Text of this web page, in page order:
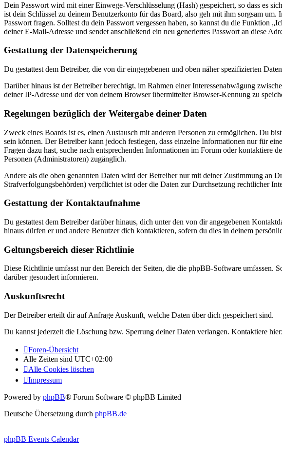
Dein Passwort wird mit einer Einwege-Verschlüsselung (Hash) gespeichert, so dass es
ist dein Schlüssel zu deinem Benutzerkonto für das Board, also geh mit ihm sorgsam
Passwort fragen. Solltest du dein Passwort vergessen haben, so kannst du die Funktion
deiner E-Mail-Adresse und sendet anschließend ein neu generiertes Passwort an diese
Gestattung der Datenspeicherung
Du gestattest dem Betreiber, die von dir eingegebenen und oben näher spezifizierten
Darüber hinaus ist der Betreiber berechtigt, im Rahmen einer Interessenabwägung
deiner IP-Adresse und der von deinem Browser übermittelter Browser-Kennung zu
Regelungen bezüglich der Weitergabe deiner Daten
Zweck eines Boards ist es, einen Austausch mit anderen Personen zu ermöglichen. Du
sein können. Der Betreiber kann jedoch festlegen, dass einzelne Informationen nur für
Fragen dazu hast, suche nach entsprechenden Informationen im Forum oder
Personen (Administratoren) zugänglich.
Andere als die oben genannten Daten wird der Betreiber nur mit deiner Zustimmung an
Strafverfolgungsbehörden) verpflichtet ist oder die Daten zur Durchsetzung rechtlicher
Gestattung der Kontaktaufnahme
Du gestattest dem Betreiber darüber hinaus, dich unter den von dir angegebenen
hinaus dürfen er und andere Benutzer dich kontaktieren, sofern du dies in deinem
Geltungsbereich dieser Richtlinie
Diese Richtlinie umfasst nur den Bereich der Seiten, die die phpBB-Software umfassen.
darüber gesondert informieren.
Auskunftsrecht
Der Betreiber erteilt dir auf Anfrage Auskunft, welche Daten über dich gespeichert sind.
Du kannst jederzeit die Löschung bzw. Sperrung deiner Daten verlangen. Kontaktiere
Foren-Übersicht
Alle Zeiten sind UTC+02:00
Alle Cookies löschen
Impressum
Powered by phpBB® Forum Software © phpBB Limited
Deutsche Übersetzung durch phpBB.de
phpBB Events Calendar